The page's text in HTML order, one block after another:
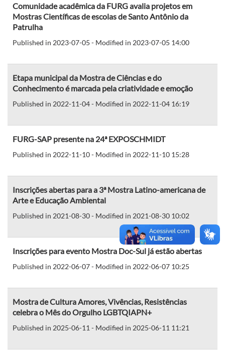
Comunidade acadêmica da FURG avalia projetos em
Mostras Científicas de escolas de Santo Antônio da
Patrulha
Published in 2023-07-05 - Modified in 2023-07-05 14:00
Etapa municipal da Mostra de Ciências e do
Conhecimento é marcada pela criatividade e emoção
Published in 2022-11-04 - Modified in 2022-11-04 16:19
FURG-SAP presente na 24ª EXPOSCHMIDT
Published in 2022-11-10 - Modified in 2022-11-10 15:28
Inscrições abertas para a 3ª Mostra Latino-americana de
Arte e Educação Ambiental
Published in 2021-08-30 - Modified in 2021-08-30 10:02
Inscrições para evento Mostra Doc-Sul já estão abertas
Published in 2022-06-07 - Modified in 2022-06-07 10:25
Mostra de Cultura Amores, Vivências, Resistências
celebra o Mês do Orgulho LGBTQIAPN+
Published in 2025-06-11 - Modified in 2025-06-11 11:21